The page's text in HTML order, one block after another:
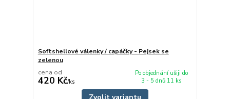
Softshellové válenky / capáčky - Pejsek se
zelenou
cena od
420 Kč/ks
Po objednání ušiji do
3 - 5 dnů 11 ks